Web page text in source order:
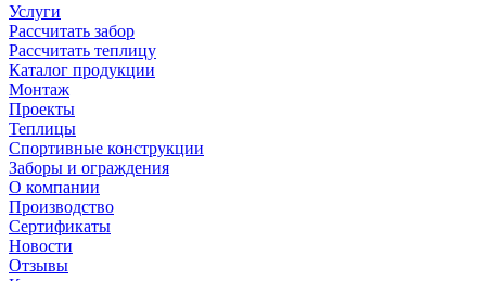
Услуги
Рассчитать забор
Рассчитать теплицу
Каталог продукции
Монтаж
Проекты
Теплицы
Спортивные конструкции
Заборы и ограждения
О компании
Производство
Сертификаты
Новости
Отзывы